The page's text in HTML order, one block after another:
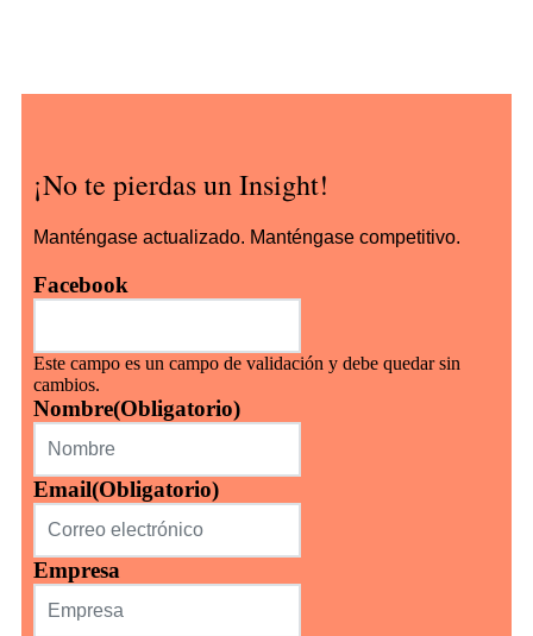
¡No te pierdas un Insight!
Manténgase actualizado. Manténgase competitivo.
Facebook
Este campo es un campo de validación y debe quedar sin
cambios.
Nombre(Obligatorio)
Email(Obligatorio)
Empresa